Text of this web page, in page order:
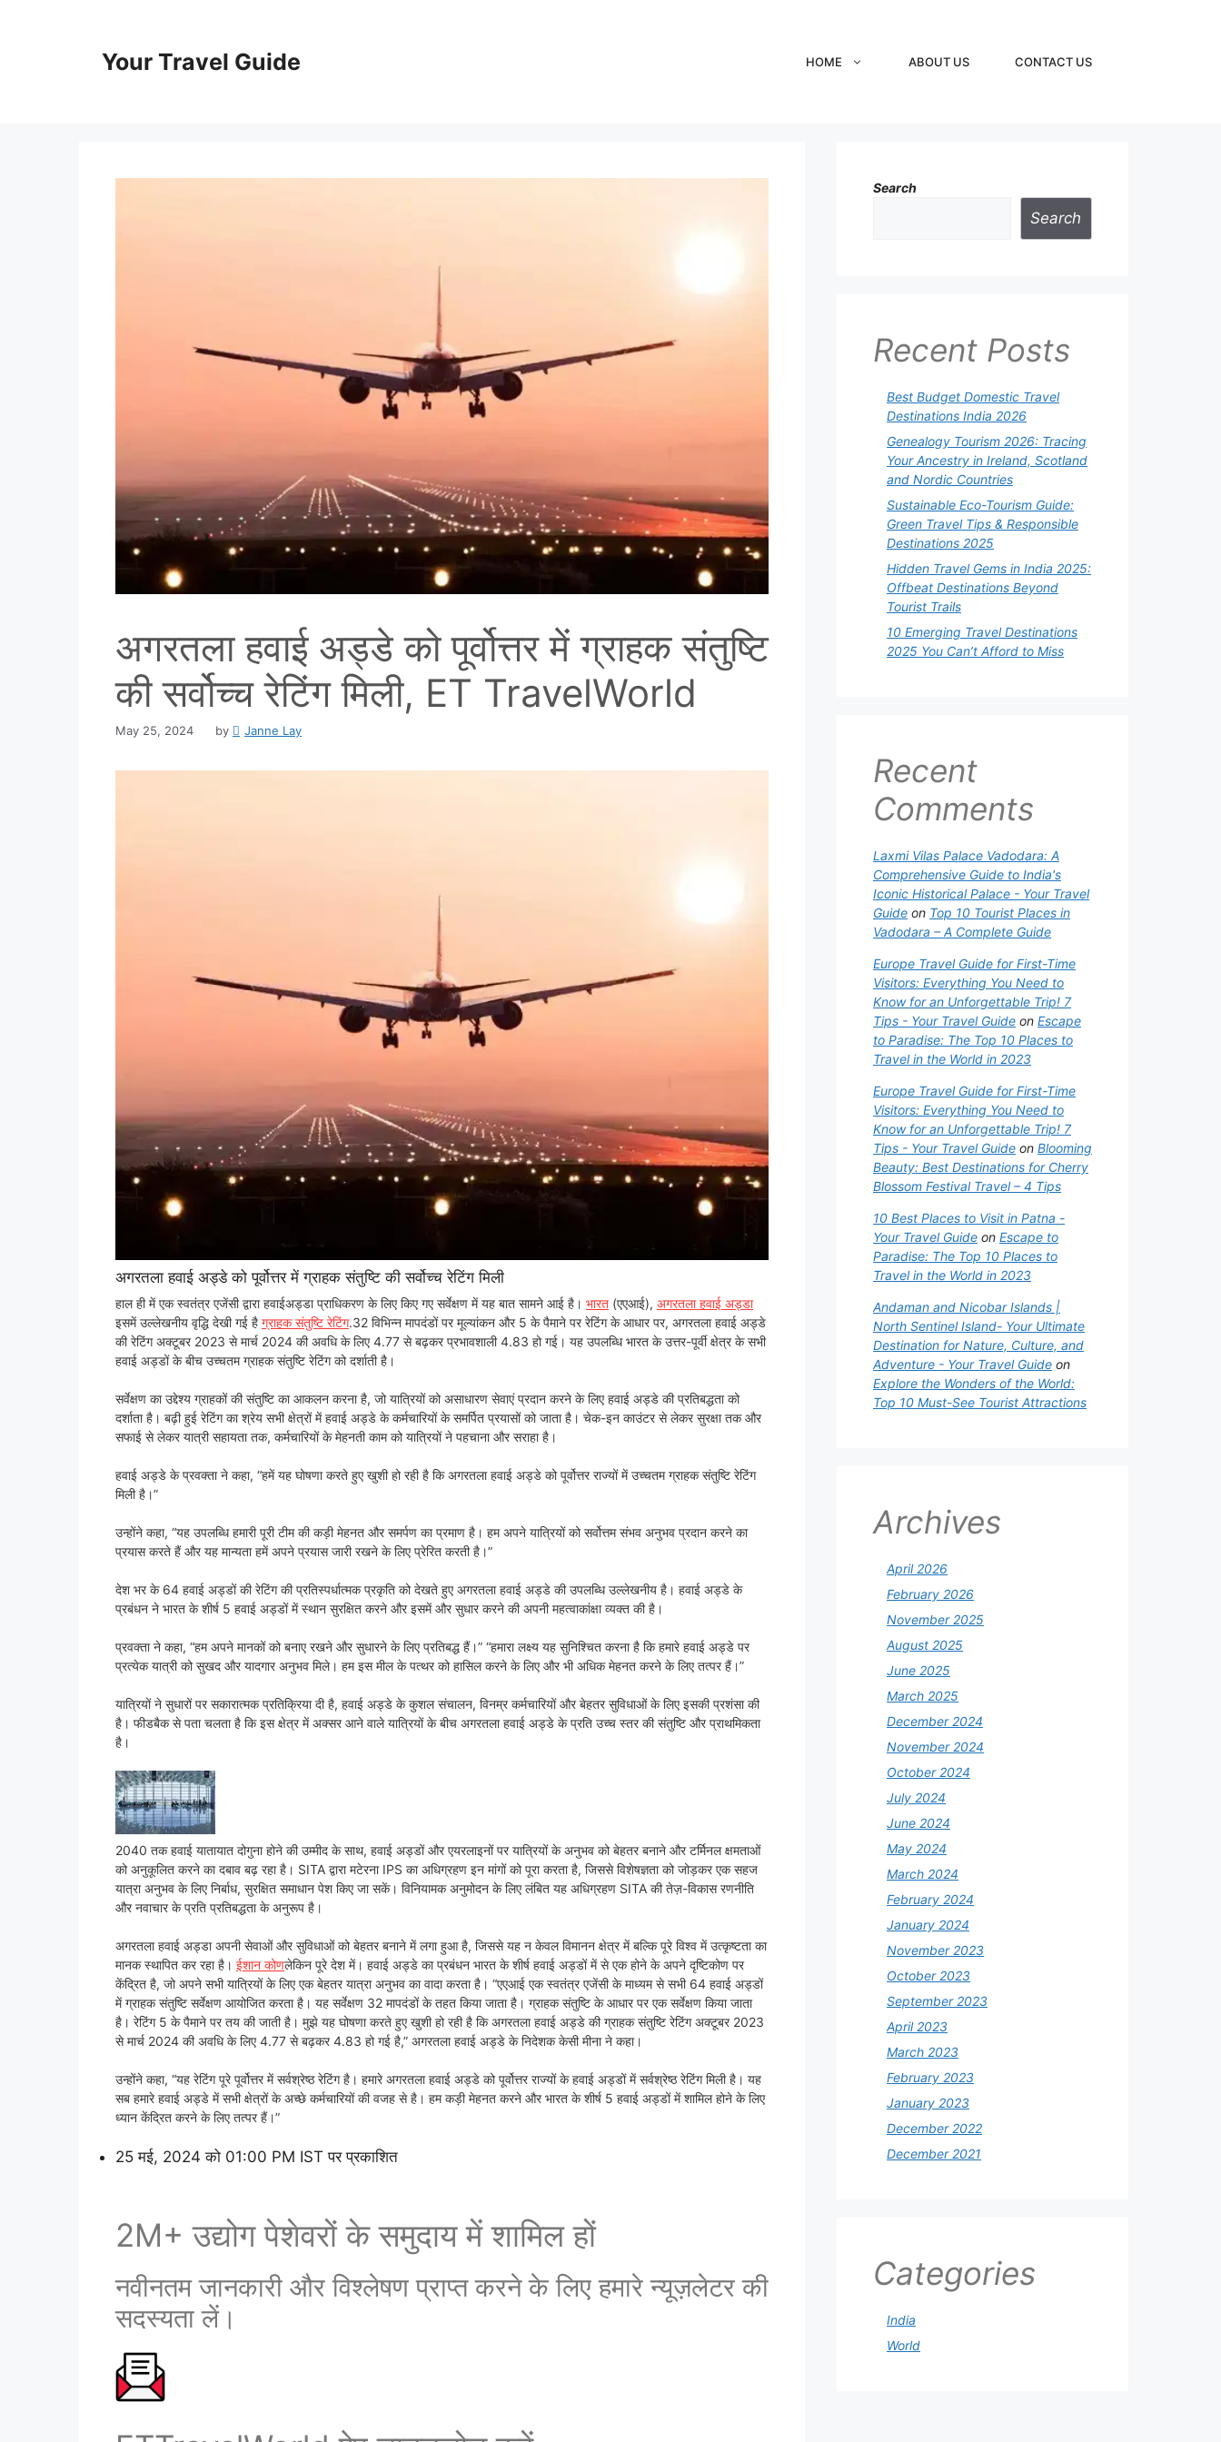
Your Travel Guide HOME ABOUT US CONTACT US
अगरतला हवाई अड्डे को पूर्वोत्तर में ग्राहक संतुष्टि
की सर्वोच्च रेटिंग मिली, ET TravelWorld
May 25, 2024 by Janne Lay
अगरतला हवाई अड्डे को पूर्वोत्तर में ग्राहक संतुष्टि की सर्वोच्च रेटिंग मिली
हाल ही में एक स्वतंत्र एजेंसी द्वारा हवाईअड्डा प्राधिकरण के लिए किए गए सर्वेक्षण में यह बात सामने आई है। भारत (एएआई), अगरतला हवाई अड्डा
इसमें उल्लेखनीय वृद्धि देखी गई है ग्राहक संतुष्टि रेटिंग.32 विभिन्न मापदंडों पर मूल्यांकन और 5 के पैमाने पर रेटिंग के आधार पर, अगरतला हवाई अड्डे
की रेटिंग अक्टूबर 2023 से मार्च 2024 की अवधि के लिए 4.77 से बढ़कर प्रभावशाली 4.83 हो गई। यह उपलब्धि भारत के उत्तर-पूर्वी क्षेत्र के सभी
हवाई अड्डों के बीच उच्चतम ग्राहक संतुष्टि रेटिंग को दर्शाती है।
सर्वेक्षण का उद्देश्य ग्राहकों की संतुष्टि का आकलन करना है, जो यात्रियों को असाधारण सेवाएं प्रदान करने के लिए हवाई अड्डे की प्रतिबद्धता को
दर्शाता है। बढ़ी हुई रेटिंग का श्रेय सभी क्षेत्रों में हवाई अड्डे के कर्मचारियों के समर्पित प्रयासों को जाता है। चेक-इन काउंटर से लेकर सुरक्षा तक और
सफाई से लेकर यात्री सहायता तक, कर्मचारियों के मेहनती काम को यात्रियों ने पहचाना और सराहा है।
हवाई अड्डे के प्रवक्ता ने कहा, “हमें यह घोषणा करते हुए खुशी हो रही है कि अगरतला हवाई अड्डे को पूर्वोत्तर राज्यों में उच्चतम ग्राहक संतुष्टि रेटिंग
मिली है।”
उन्होंने कहा, “यह उपलब्धि हमारी पूरी टीम की कड़ी मेहनत और समर्पण का प्रमाण है। हम अपने यात्रियों को सर्वोत्तम संभव अनुभव प्रदान करने का
प्रयास करते हैं और यह मान्यता हमें अपने प्रयास जारी रखने के लिए प्रेरित करती है।”
देश भर के 64 हवाई अड्डों की रेटिंग की प्रतिस्पर्धात्मक प्रकृति को देखते हुए अगरतला हवाई अड्डे की उपलब्धि उल्लेखनीय है। हवाई अड्डे के
प्रबंधन ने भारत के शीर्ष 5 हवाई अड्डों में स्थान सुरक्षित करने और इसमें और सुधार करने की अपनी महत्वाकांक्षा व्यक्त की है।
प्रवक्ता ने कहा, “हम अपने मानकों को बनाए रखने और सुधारने के लिए प्रतिबद्ध हैं।” “हमारा लक्ष्य यह सुनिश्चित करना है कि हमारे हवाई अड्डे पर
प्रत्येक यात्री को सुखद और यादगार अनुभव मिले। हम इस मील के पत्थर को हासिल करने के लिए और भी अधिक मेहनत करने के लिए तत्पर हैं।”
यात्रियों ने सुधारों पर सकारात्मक प्रतिक्रिया दी है, हवाई अड्डे के कुशल संचालन, विनम्र कर्मचारियों और बेहतर सुविधाओं के लिए इसकी प्रशंसा की
है। फीडबैक से पता चलता है कि इस क्षेत्र में अक्सर आने वाले यात्रियों के बीच अगरतला हवाई अड्डे के प्रति उच्च स्तर की संतुष्टि और प्राथमिकता
है।
2040 तक हवाई यातायात दोगुना होने की उम्मीद के साथ, हवाई अड्डों और एयरलाइनों पर यात्रियों के अनुभव को बेहतर बनाने और टर्मिनल क्षमताओं
को अनुकूलित करने का दबाव बढ़ रहा है। SITA द्वारा मटेरना IPS का अधिग्रहण इन मांगों को पूरा करता है, जिससे विशेषज्ञता को जोड़कर एक सहज
यात्रा अनुभव के लिए निर्बाध, सुरक्षित समाधान पेश किए जा सकें। विनियामक अनुमोदन के लिए लंबित यह अधिग्रहण SITA की तेज़-विकास रणनीति
और नवाचार के प्रति प्रतिबद्धता के अनुरूप है।
अगरतला हवाई अड्डा अपनी सेवाओं और सुविधाओं को बेहतर बनाने में लगा हुआ है, जिससे यह न केवल विमानन क्षेत्र में बल्कि पूरे विश्व में उत्कृष्टता का
मानक स्थापित कर रहा है। ईशान कोणलेकिन पूरे देश में। हवाई अड्डे का प्रबंधन भारत के शीर्ष हवाई अड्डों में से एक होने के अपने दृष्टिकोण पर
केंद्रित है, जो अपने सभी यात्रियों के लिए एक बेहतर यात्रा अनुभव का वादा करता है। “एएआई एक स्वतंत्र एजेंसी के माध्यम से सभी 64 हवाई अड्डों
में ग्राहक संतुष्टि सर्वेक्षण आयोजित करता है। यह सर्वेक्षण 32 मापदंडों के तहत किया जाता है। ग्राहक संतुष्टि के आधार पर एक सर्वेक्षण किया जाता
है। रेटिंग 5 के पैमाने पर तय की जाती है। मुझे यह घोषणा करते हुए खुशी हो रही है कि अगरतला हवाई अड्डे की ग्राहक संतुष्टि रेटिंग अक्टूबर 2023
से मार्च 2024 की अवधि के लिए 4.77 से बढ़कर 4.83 हो गई है,” अगरतला हवाई अड्डे के निदेशक केसी मीना ने कहा।
उन्होंने कहा, “यह रेटिंग पूरे पूर्वोत्तर में सर्वश्रेष्ठ रेटिंग है। हमारे अगरतला हवाई अड्डे को पूर्वोत्तर राज्यों के हवाई अड्डों में सर्वश्रेष्ठ रेटिंग मिली है। यह
सब हमारे हवाई अड्डे में सभी क्षेत्रों के अच्छे कर्मचारियों की वजह से है। हम कड़ी मेहनत करने और भारत के शीर्ष 5 हवाई अड्डों में शामिल होने के लिए
ध्यान केंद्रित करने के लिए तत्पर हैं।”
25 मई, 2024 को 01:00 PM IST पर प्रकाशित
2M+ उद्योग पेशेवरों के समुदाय में शामिल हों
नवीनतम जानकारी और विश्लेषण प्राप्त करने के लिए हमारे न्यूज़लेटर की
सदस्यता लें।
Search
Search
Recent Posts
Best Budget Domestic Travel
Destinations India 2026
Genealogy Tourism 2026: Tracing
Your Ancestry in Ireland, Scotland
and Nordic Countries
Sustainable Eco-Tourism Guide:
Green Travel Tips & Responsible
Destinations 2025
Hidden Travel Gems in India 2025:
Offbeat Destinations Beyond
Tourist Trails
10 Emerging Travel Destinations
2025 You Can’t Afford to Miss
Recent
Comments
Laxmi Vilas Palace Vadodara: A
Comprehensive Guide to India's
Iconic Historical Palace - Your Travel
Guide on Top 10 Tourist Places in
Vadodara – A Complete Guide
Europe Travel Guide for First-Time
Visitors: Everything You Need to
Know for an Unforgettable Trip! 7
Tips - Your Travel Guide on Escape
to Paradise: The Top 10 Places to
Travel in the World in 2023
Europe Travel Guide for First-Time
Visitors: Everything You Need to
Know for an Unforgettable Trip! 7
Tips - Your Travel Guide on Blooming
Beauty: Best Destinations for Cherry
Blossom Festival Travel – 4 Tips
10 Best Places to Visit in Patna -
Your Travel Guide on Escape to
Paradise: The Top 10 Places to
Travel in the World in 2023
Andaman and Nicobar Islands |
North Sentinel Island- Your Ultimate
Destination for Nature, Culture, and
Adventure - Your Travel Guide on
Explore the Wonders of the World:
Top 10 Must-See Tourist Attractions
Archives
April 2026
February 2026
November 2025
August 2025
June 2025
March 2025
December 2024
November 2024
October 2024
July 2024
June 2024
May 2024
March 2024
February 2024
January 2024
November 2023
October 2023
September 2023
April 2023
March 2023
February 2023
January 2023
December 2022
December 2021
Categories
India
World